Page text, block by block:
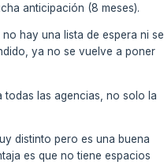
anticipación (8 meses).
hay una lista de espera ni se
ya no se vuelve a poner
todas las agencias, no solo la
distinto pero es una buena
es que no tiene espacios